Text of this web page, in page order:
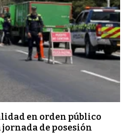
en orden público
de posesión